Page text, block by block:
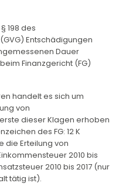
198 des
Entschädigungen
Dauer
Finanzgericht (FG)
handelt es sich um
von
dieser Klagen erhoben
des FG: 12 K
die Erteilung von
2010 bis
2010 bis 2017 (nur
tätig ist).